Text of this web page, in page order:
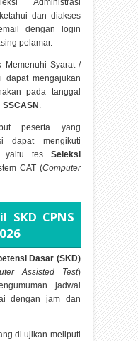
Administrasi
dan diakses
dengan login
pelamar.
Memenuhi Syarat /
dapat mengajukan
pada tanggal
SSCASN .
peserta yang
dapat mengikuti
yaitu tes Seleksi
CAT (Computer
SKD CPNS
Dasar (SKD)
Assisted Test)
jadwal
dengan jam dan
di ujikan meliputi